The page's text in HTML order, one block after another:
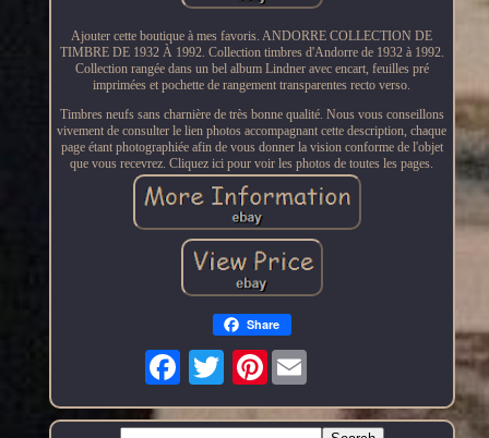
Ajouter cette boutique à mes favoris. ANDORRE COLLECTION DE
TIMBRE DE 1932 À 1992. Collection timbres d'Andorre de 1932 à 1992.
Collection rangée dans un bel album Lindner avec encart, feuilles pré
imprimées et pochette de rangement transparentes recto verso.
Timbres neufs sans charnière de très bonne qualité. Nous vous conseillons
vivement de consulter le lien photos accompagnant cette description, chaque
page étant photographiée afin de vous donner la vision conforme de l'objet
que vous recevrez. Cliquez ici pour voir les photos de toutes les pages.
Share
Pinterest